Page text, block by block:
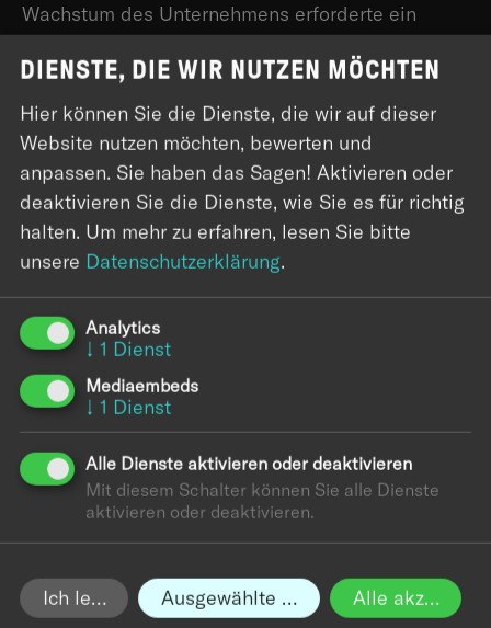
Wachstum des Unternehmens erforderte ein
leistungsfähiges und skalierbares System, das in
der Lage ist, die Infrastruktur zu verwalten, die für
die Versorgung der Massen benötigt wird. Zu
dieser Zeit nutzte Google bereits seit über zehn
Jahren Container-Technologien und hatte Tools
und Prozesse für deren Verwaltung in großem
Maßstab entwickelt. Mit Kubernetes sollten viele
dieser Ideen in einer einzigen Open-Source-
Plattform zusammengefasst werden, die jeder
nutzen konnte.
Seit seiner Einführung hat sich Kubernetes rasant
entwickelt und eine breite und aktive Community
von Unterstützern gewonnen. Aufgrund seiner
Benutzerfreundlichkeit, Flexibilität und
Skalierbarkeit hat es in den letzten Jahren eine
hohe Akzeptanz erfahren und sich als eines der
führenden Container-Orchestrierungssysteme
Containerisierung spielt eine wesentliche Rolle in
DIENSTE, DIE WIR NUTZEN MÖCHTEN
Hier können Sie die Dienste, die wir auf dieser
Website nutzen möchten, bewerten und
anpassen. Sie haben das Sagen! Aktivieren oder
deaktivieren Sie die Dienste, wie Sie es für richtig
halten. Um mehr zu erfahren, lesen Sie bitte
unsere Datenschutzerklärung.
Analytics
↓ 1 Dienst
Mediaembeds
↓ 1 Dienst
Alle Dienste aktivieren oder deaktivieren
Mit diesem Schalter können Sie alle Dienste
aktivieren oder deaktivieren.
Ich lehne ab Ausgewählte akzeptieren
Alle